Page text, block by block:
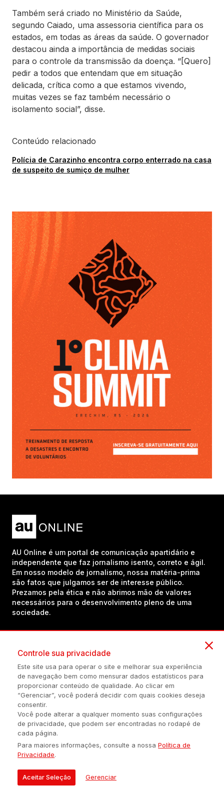
Também será criado no Ministério da Saúde,
segundo Caiado, uma assessoria científica para os
estados, em todas as áreas da saúde. O governador
destacou ainda a importância de medidas sociais
para o controle da transmissão da doença. “[Quero]
pedir a todos que entendam que em situação
delicada, crítica como a que estamos vivendo,
muitas vezes se faz também necessário o
isolamento social”, disse.
Conteúdo relacionado
Polícia de Carazinho encontra corpo enterrado na casa
de suspeito de sumiço de mulher
AU Online é um portal de comunicação apartidário e
independente que faz jornalismo isento, correto e ágil.
Em nosso modelo de jornalismo, nossa matéria-prima
são fatos que julgamos ser de interesse público.
Prezamos pela ética e não abrimos mão de valores
necessários para o desenvolvimento pleno de uma
sociedade.
(54) 98434-8385
Política de privacidade Configuração de Cookies Quem Somos
É proibida a reprodução do conteúdo desta página em qualquer
meio de comunicação, eletrônico ou impreso, sem autorização
© 2026 AUONLINE COMUNICAÇÃO EIRELI - CNPJ: 17.375.200/0001-
Controle sua privacidade
Este site usa para operar o site e melhorar sua experiência
de navegação bem como mensurar dados estatísticos para
proporcionar conteúdo de qualidade. Ao clicar em
“Gerenciar”, você poderá decidir com quais cookies deseja
consentir.
Você pode alterar a qualquer momento suas configurações
de privacidade, que podem ser encontradas no rodapé de
cada página.
Para maiores informações, consulte a nossaPolítica de
Privacidade.
Aceitar Seleção Gerenciar